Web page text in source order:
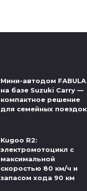
Мини-автодом FABULA
на базе Suzuki Carry —
компактное решение
для семейных поездок
Kugoo R2:
электромотоцикл с
максимальной
скоростью 80 км/ч и
запасом хода 90 км